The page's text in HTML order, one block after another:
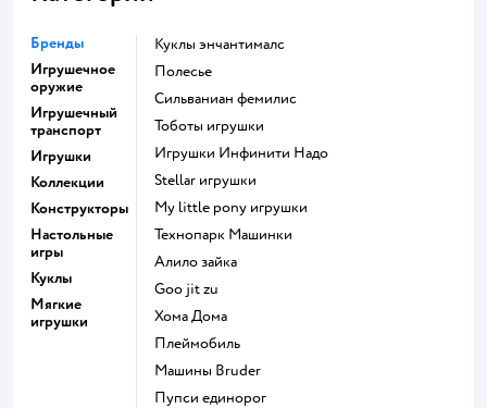
Бренды
Игрушечное
оружие
Игрушечный
транспорт
Игрушки
Коллекции
Конструкторы
Настольные
игры
Куклы
Мягкие
игрушки
Куклы энчантималс
Полесье
Сильваниан фемилис
Тоботы игрушки
Игрушки Инфинити Надо
Stellar игрушки
my little pony игрушки
Технопарк Машинки
Алило зайка
Goo jit zu
Хома Дома
Плеймобиль
Машины Bruder
Пупси единорог